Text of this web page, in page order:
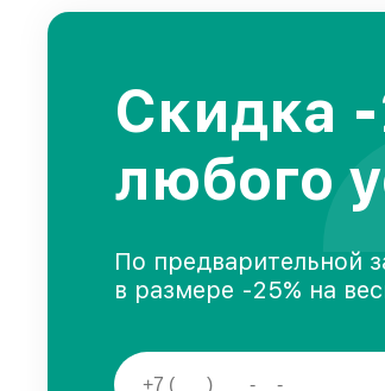
Скидка
любого
По предварительной
в размере -25% на